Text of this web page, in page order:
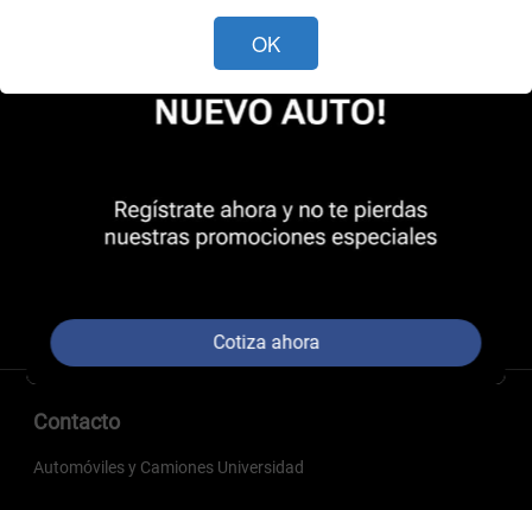
Contacto
Automóviles y Camiones Universidad
Cotiza ahora
OK